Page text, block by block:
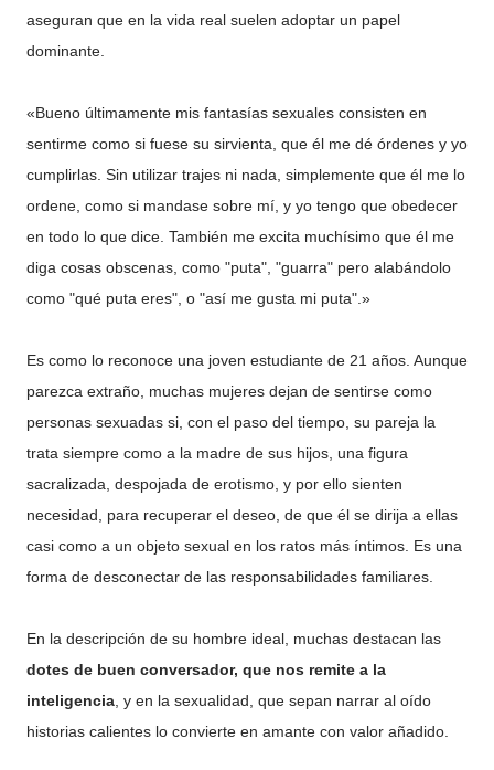
aseguran que en la vida real suelen adoptar un papel
dominante.
«Bueno últimamente mis fantasías sexuales consisten en
sentirme como si fuese su sirvienta, que él me dé órdenes y yo
cumplirlas. Sin utilizar trajes ni nada, simplemente que él me lo
ordene, como si mandase sobre mí, y yo tengo que obedecer
en todo lo que dice. También me excita muchísimo que él me
diga cosas obscenas, como "puta", "guarra" pero alabándolo
como "qué puta eres", o "así me gusta mi puta".»
Es como lo reconoce una joven estudiante de 21 años. Aunque
parezca extraño, muchas mujeres dejan de sentirse como
personas sexuadas si, con el paso del tiempo, su pareja la
trata siempre como a la madre de sus hijos, una figura
sacralizada, despojada de erotismo, y por ello sienten
necesidad, para recuperar el deseo, de que él se dirija a ellas
casi como a un objeto sexual en los ratos más íntimos. Es una
forma de desconectar de las responsabilidades familiares.
En la descripción de su hombre ideal, muchas destacan las
dotes de buen conversador, que nos remite a la
inteligencia , y en la sexualidad, que sepan narrar al oído
historias calientes lo convierte en amante con valor añadido.